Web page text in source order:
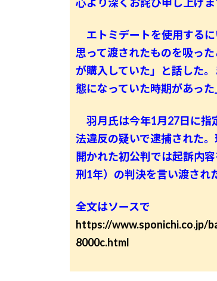
エトミデートを使用する
思って渡されたものを吸っ
が購入していた」と話した
態になっていた時期があった
羽月氏は今年1月27日に指
法違反の疑いで逮捕された
開かれた初公判では起訴内
刑1年）の判決を言い渡され
全文はソースで
https://www.sponichi.co.jp/
8000c.html